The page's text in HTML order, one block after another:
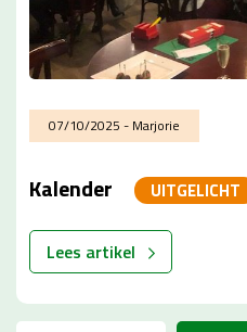
07/10/2025 - Marjorie
Kalender UITGELICHT
Lees artikel